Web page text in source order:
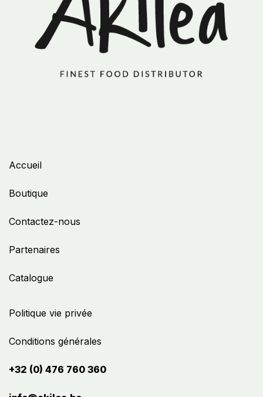
Politique vie privée
Conditions générales
+32 (0) 476 760 360
Accueil
Boutique
Contactez-nous
Partenaires
Catalogue